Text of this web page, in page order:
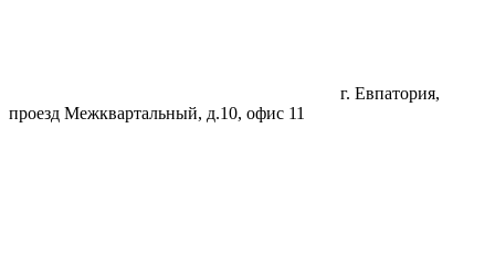
г. Евпатория,
проезд Межквартальный, д.10, офис 11